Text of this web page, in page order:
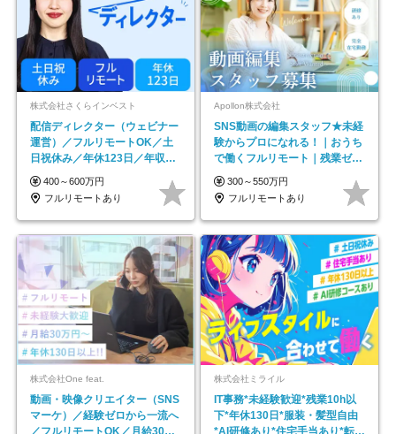
株式会社さくらインベスト
配信ディレクター（ウェビナー
運営）／フルリモートOK／土
日祝休み／年休123日／年収
600万円可
400～600万円
フルリモートあり
Apollon株式会社
SNS動画の編集スタッフ★未経
験からプロになれる！｜おうち
で働くフルリモート｜残業ゼロ
で18時退勤◎
300～550万円
フルリモートあり
株式会社One feat.
動画・映像クリエイター（SNS
マーケ）／経験ゼロから一流へ
／フルリモートOK／月給30万
株式会社ミライル
IT事務*未経験歓迎*残業10h以
下*年休130日*服装・髪型自由
*AI研修あり*住宅手当あり*転勤